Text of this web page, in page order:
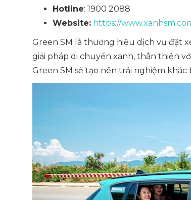
Hotline: 1900 2088
Website: https://
Green SM là thương hiệu dịch vụ đặt
giải pháp di chuyển xanh, thân thiện
Green SM sẽ tạo nên trải nghiệm